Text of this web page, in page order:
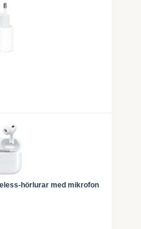
hörlurar med mikrofon